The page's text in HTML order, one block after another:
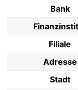
Bank
Filiale
Adresse
Stadt